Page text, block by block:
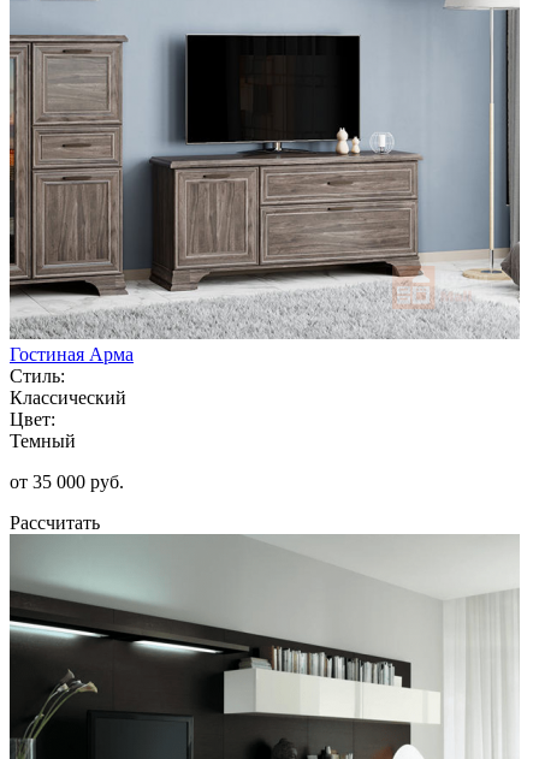
Гостиная Арма
Стиль:
Классический
Цвет:
Темный
от 35 000 руб.
Рассчитать